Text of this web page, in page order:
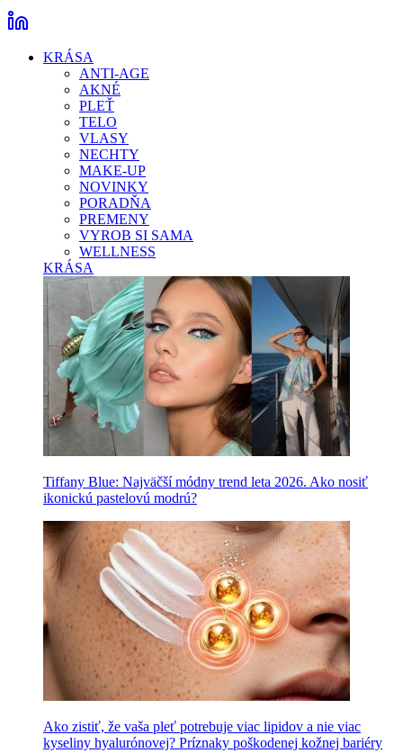
KRÁSA
ANTI-AGE
AKNÉ
PLEŤ
TELO
VLASY
NECHTY
MAKE-UP
NOVINKY
PORADŇA
PREMENY
VYROB SI SAMA
WELLNESS
KRÁSA
Tiffany Blue: Najväčší módny trend leta 2026. Ako nosiť
ikonickú pastelovú modrú?
Ako zistiť, že vaša pleť potrebuje viac lipidov a nie viac
kyseliny hyalurónovej? Príznaky poškodenej kožnej bariéry